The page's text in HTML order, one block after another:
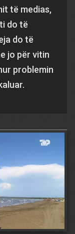
të medias,
do të
do të
jo për vitin
problemin